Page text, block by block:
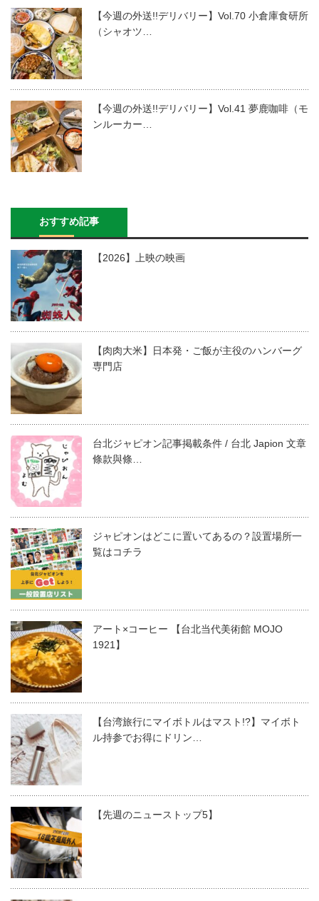
【今週の外送!!デリバリー】Vol.70 小倉庫食研所
（シャオツ…
【今週の外送!!デリバリー】Vol.41 夢鹿咖啡（モ
ンルーカー…
おすすめ記事
【2026】上映の映画
【肉肉大米】日本発・ご飯が主役のハンバーグ
専門店
台北ジャピオン記事掲載条件 / 台北 Japion 文章
條款與條…
ジャピオンはどこに置いてあるの？設置場所一
覧はコチラ
アート×コーヒー 【台北当代美術館 MOJO
1921】
【台湾旅行にマイボトルはマスト!?】マイボト
ル持参でお得にドリン…
【先週のニューストップ5】